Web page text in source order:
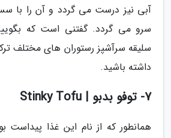
آبی نیز درست می گردد و آن را با
سرو می گردد. گفتنی است که
سلیقه سرآشپز رستوران های مختلف
داشته باشید.
7- توفو بدبو | Stinky Tofu
همانطور که از نام این غذا پیداست